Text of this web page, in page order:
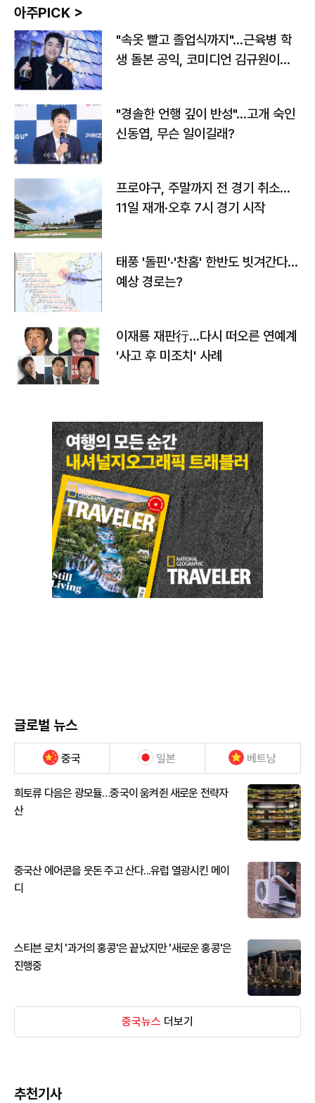
아주PICK >
"속옷 빨고 졸업식까지"…근육병 학
생 돌본 공익, 코미디언 김규원이었
"경솔한 언행 깊이 반성"…고개 숙인
신동엽, 무슨 일이길래?
프로야구, 주말까지 전 경기 취소…
11일 재개·오후 7시 경기 시작
태풍 '돌핀'·'찬홈' 한반도 빗겨간다…
예상 경로는?
이재룡 재판行…다시 떠오른 연예계
'사고 후 미조치' 사례
글로벌 뉴스
중국 일본 베트남
희토류 다음은 광모듈…중국이 움켜쥔 새로운 전략자
산
중국산 에어콘을 웃돈 주고 산다...유럽 열광시킨 메이
디
스티븐 로치 '과거의 홍콩'은 끝났지만 '새로운 홍콩'은
진행중
중국뉴스 더보기
추천기사